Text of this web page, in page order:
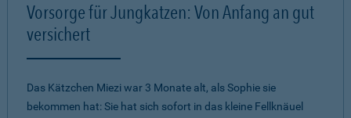
Vorsorge für Jungkatzen: Von Anfang an gut
versichert
Das Kätzchen Miezi war 3 Monate alt, als Sophie sie
bekommen hat: Sie hat sich sofort in das kleine Fellknäuel